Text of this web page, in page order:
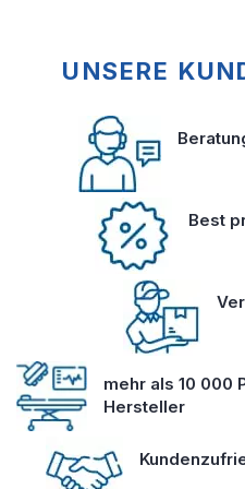
UNSERE
Best
mehr als 10 000
Hersteller